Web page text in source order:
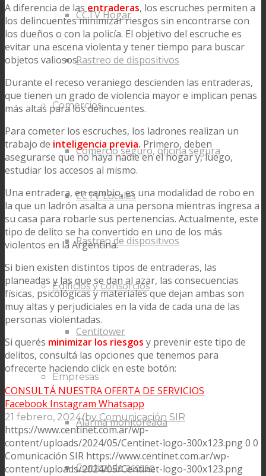
CCTV Hogar
Rastreo de dispositivos
Comercios
Comercio seguro, oficina segura
CCTV Locales
Rastreo de dispositivos
Edificios y consorcios
Centitower
Empresas
Alarma monitoreada
Control de acceso
A diferencia de las entraderas, los escruches permiten a
los delincuentes minimizar riesgos sin encontrarse con
los dueños o con la policía. El objetivo del escruche es
evitar una escena violenta y tener tiempo para buscar
objetos valiosos.
Durante el receso veraniego descienden las entraderas,
que tienen un grado de violencia mayor e implican penas
más altas para los delincuentes.
Para cometer los escruches, los ladrones realizan un
trabajo de inteligencia previa. Primero, deben
asegurarse que no haya nadie en el hogar y, luego,
estudiar los accesos al mismo.
Una entradera, en cambio, es una modalidad de robo en
la que un ladrón asalta a una persona mientras ingresa a
su casa para robarle sus pertenencias. Actualmente, este
tipo de delito se ha convertido en uno de los más
violentos en la Argentina.
Si bien existen distintos tipos de entraderas, las
planeadas y las que se dan al azar, las consecuencias
físicas, psicológicas y materiales que dejan ambas son
muy altas y perjudiciales en la vida de cada una de las
personas violentadas.
Si querés minimizar los riesgos y prevenir este tipo de
delitos, consultá las opciones que tenemos para
ofrecerte haciendo click en este botón:
CONSULTÁ NUESTRA OFERTA DE SERVICIOS
Facebook Instagram Whatsapp
21 febrero, 2024/by Comunicación SIR
https://www.centinet.com.ar/wp-
content/uploads/2024/05/Centinet-logo-300x123.png0 0
Comunicación SIR https://www.centinet.com.ar/wp-
content/uploads/2024/05/Centinet-logo-300x123.png